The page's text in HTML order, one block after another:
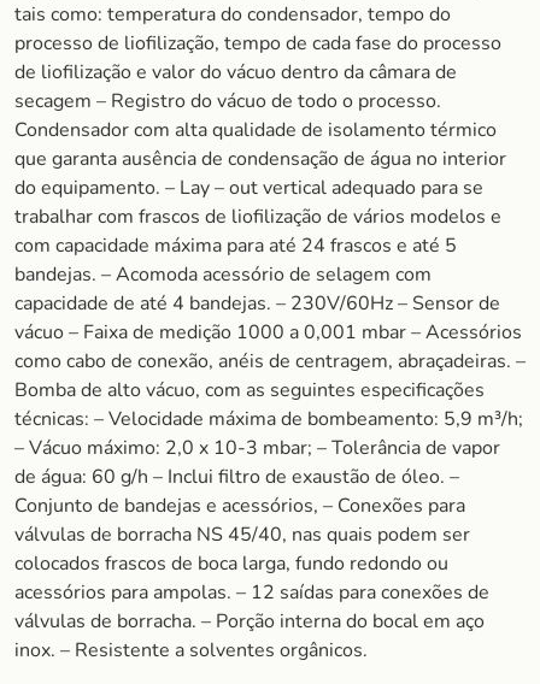
tais como: temperatura do condensador, tempo do
processo de liofilização, tempo de cada fase do processo
de liofilização e valor do vácuo dentro da câmara de
secagem – Registro do vácuo de todo o processo.
Condensador com alta qualidade de isolamento térmico
que garanta ausência de condensação de água no interior
do equipamento. – Lay – out vertical adequado para se
trabalhar com frascos de liofilização de vários modelos e
com capacidade máxima para até 24 frascos e até 5
bandejas. – Acomoda acessório de selagem com
capacidade de até 4 bandejas. – 230V/60Hz – Sensor de
vácuo – Faixa de medição 1000 a 0,001 mbar – Acessórios
como cabo de conexão, anéis de centragem, abraçadeiras. –
Bomba de alto vácuo, com as seguintes especificações
técnicas: – Velocidade máxima de bombeamento: 5,9 m³/h;
– Vácuo máximo: 2,0 x 10-3 mbar; – Tolerância de vapor
de água: 60 g/h – Inclui filtro de exaustão de óleo. –
Conjunto de bandejas e acessórios, – Conexões para
válvulas de borracha NS 45/40, nas quais podem ser
colocados frascos de boca larga, fundo redondo ou
acessórios para ampolas. – 12 saídas para conexões de
válvulas de borracha. – Porção interna do bocal em aço
inox. – Resistente a solventes orgânicos.